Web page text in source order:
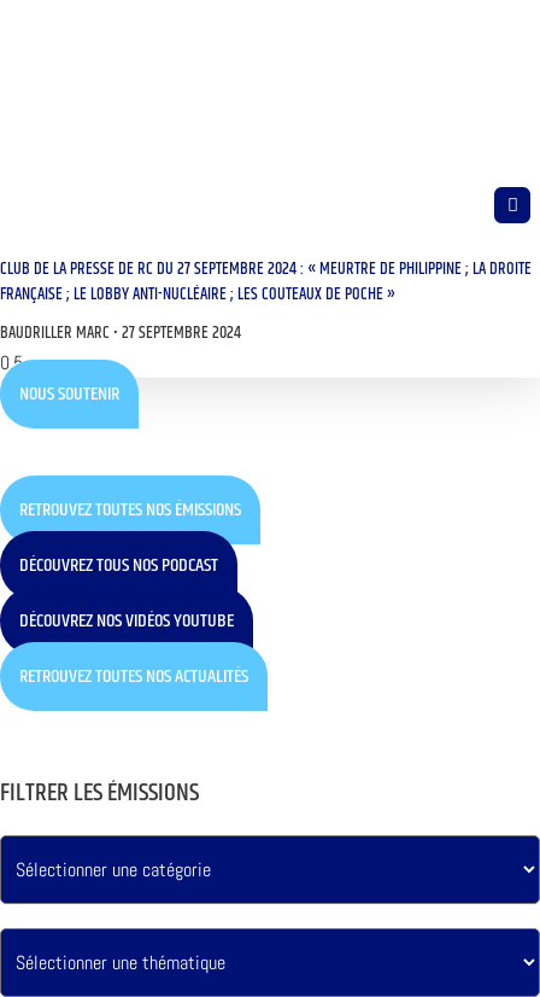
CLUB DE LA PRESSE DE RC DU 27 SEPTEMBRE 2024 : « MEURTRE DE PHILIPPINE ; LA DROITE
FRANÇAISE ; LE LOBBY ANTI-NUCLÉAIRE ; LES COUTEAUX DE POCHE »
BAUDRILLER MARC 27 SEPTEMBRE 2024
NOUS SOUTENIR
RETROUVEZ TOUTES NOS ÉMISSIONS
DÉCOUVREZ TOUS NOS PODCAST
DÉCOUVREZ NOS VIDÉOS YOUTUBE
RETROUVEZ TOUTES NOS ACTUALITÉS
FILTRER LES ÉMISSIONS